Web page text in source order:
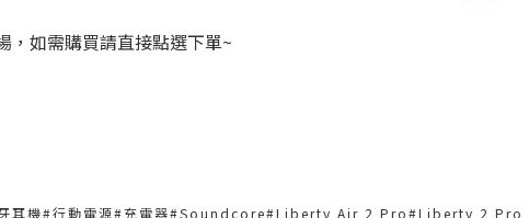
，如需購買請直接點選下單~
耳機#行動電源#充電器#Soundcore#Liberty Air 2 Pro#Liberty 2 Pro